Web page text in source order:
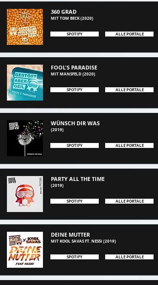
360 GRAD
MIT TOM BECK(2020)
SPOTIFY ALLE PORTALE
FOOL'S PARADISE
MIT MANSFELD (2020)
SPOTIFY ALLE PORTALE
WÜNSCH DIR WAS
(2019)
SPOTIFY ALLE PORTALE
PARTY ALL THE TIME
(2019)
SPOTIFY ALLE PORTALE
DEINE MUTTER
MITKOOL SAVAS FT. NESSI (2019)
SPOTIFY ALLE PORTALE